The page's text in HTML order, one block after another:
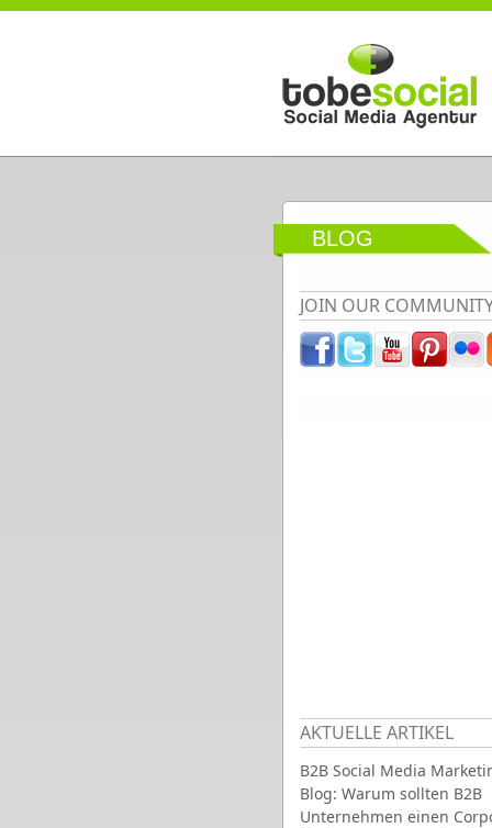
Direkt zum Inhalt
BLOG
JOIN OUR
AKTUELLE ARTIKEL
B2B Social Media
Blog: Warum sollten B2B
Unternehmen einen